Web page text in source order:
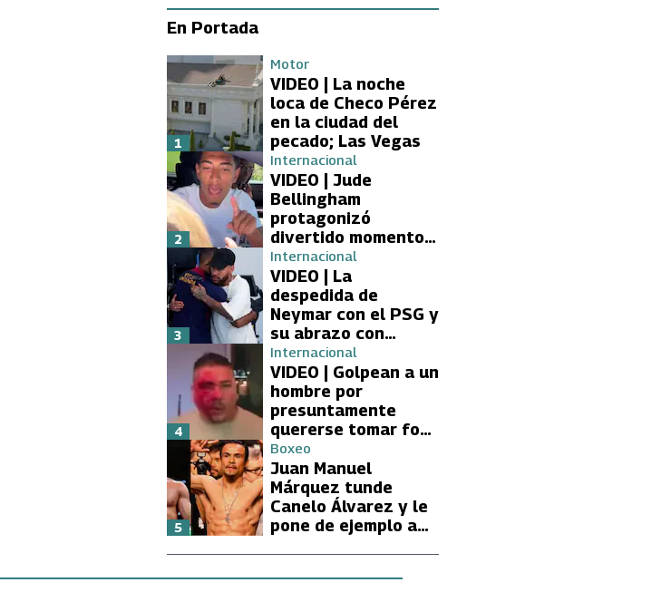
En Portada
Motor
VIDEO | La noche
loca de Checo Pérez
en la ciudad del
pecado; Las Vegas
1
Internacional
VIDEO | Jude
Bellingham
protagonizó
divertido momento
con aficionada del
Real Madrid
2
Internacional
VIDEO | La
despedida de
Neymar con el PSG y
su abrazo con
Kylian Mbappé
3
Internacional
VIDEO | Golpean a un
hombre por
presuntamente
quererse tomar foto
con Lionel Messi
4
Boxeo
Juan Manuel
Márquez tunde
Canelo Álvarez y le
pone de ejemplo a
5